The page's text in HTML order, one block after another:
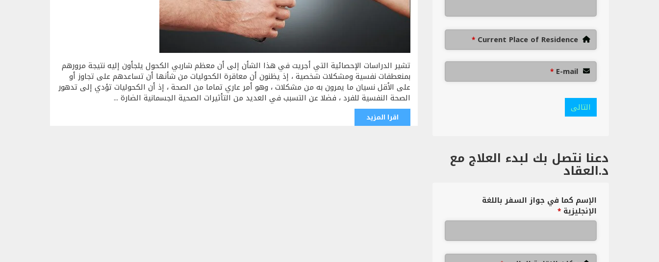
تشير الدراسات الإحصائية التي أجريت في هذا الشأن إلى أن معظم شاربي الكحول يلجأون إليه نتيجة مرورهم
بمنعطفات نفسية ومشكلات شخصية ، إذ يظنون أن معاقرة الكحوليات من شأنها أن تساعدهم على تجاوز أو
على الأقل نسيان ما يمرون به من مشكلات ، وهو أمر عاري تماما من الصحة ، إذ أن الكحوليات تؤدي إلى تدهور
الصحة النفسية للفرد ، فضلا عن التسبب في العديد من التأثيرات الصحية الجسمانية الضارة ...
اقرا المزيد
Current Place of Residence
*
E-mail
*
التالى
دعنا نتصل بك لبدء العلاج مع
د.العقاد
الإسم كما في جواز السفر باللغة
الإنجليزية *